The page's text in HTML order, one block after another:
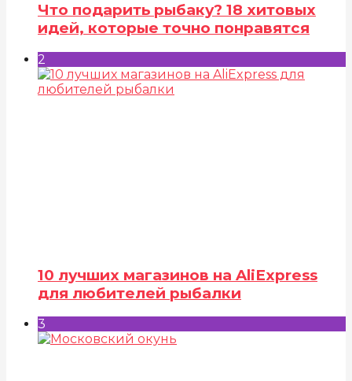
Что подарить рыбаку? 18 хитовых
идей, которые точно понравятся
2
10 лучших магазинов на AliExpress
для любителей рыбалки
3